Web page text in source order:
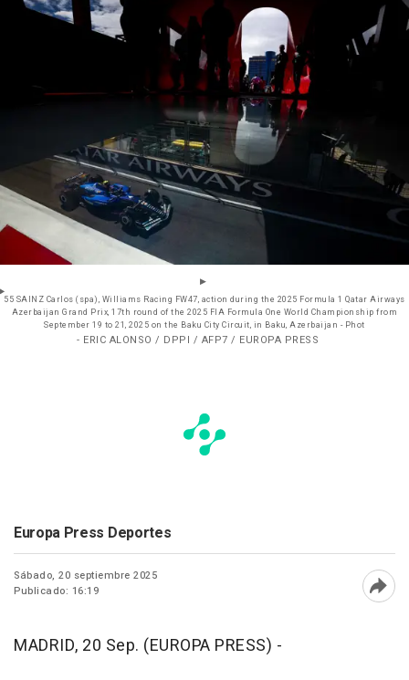
55 SAINZ Carlos (spa), Williams Racing FW47, action during the 2025 Formula 1 Qatar Airways
Azerbaijan Grand Prix, 17th round of the 2025 FIA Formula One World Championship from
September 19 to 21, 2025 on the Baku City Circuit, in Baku, Azerbaijan - Phot
- ERIC ALONSO / DPPI / AFP7 / EUROPA PRESS
Europa Press Deportes
Sábado, 20 septiembre 2025
Publicado: 16:19
MADRID, 20 Sep. (EUROPA PRESS) -